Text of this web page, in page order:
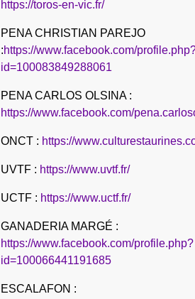
https://toros-en-vic.fr/
PENA CHRISTIAN PAREJO
:https://www.facebook.com/
id=100083849288061
PENA CARLOS OLSINA :
https://www.facebook.com/
ONCT : https://
UVTF : https://www.uvtf.fr/
UCTF : https://www.uctf.fr/
GANADERIA MARGÉ :
https://www.facebook.com/profile.php?
id=100066441191685
ESCALAFON :